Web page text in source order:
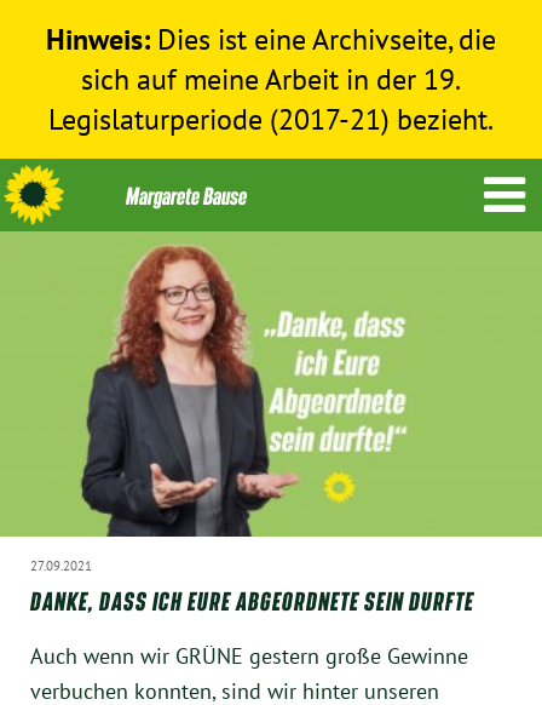
Hinweis: Dies ist eine Archivseite, die
sich auf meine Arbeit in der 19.
Legislaturperiode (2017-21) bezieht.
Menschenrechte
Humanitäre Hilfe
Bundestag 2017-2021
Obfrau im Ausschuss für Menschenrechte und
27.09.2021
DANKE, DASS ICH EURE ABGEORDNETE SEIN DURFTE
Auch wenn wir GRÜNE gestern große Gewinne
verbuchen konnten, sind wir hinter unseren